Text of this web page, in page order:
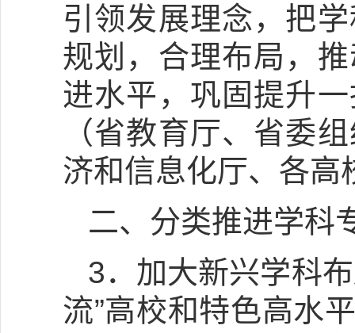
引领发展理念，把
规划，合理布局，
进水平，巩固提升
（省教育厅、省委
济和信息化厅、各高
二、分类推进学科
3．加大新兴学科
流”高校和特色高水